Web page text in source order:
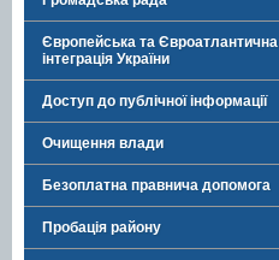
Європейська та Євроатлантична
інтеграція України
Доступ до публічної інформації
Очищення влади
Безоплатна правнича допомога
Пробація району